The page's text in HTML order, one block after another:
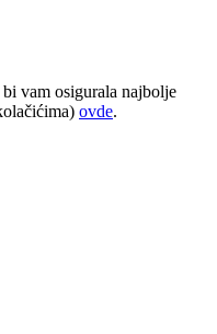
vam osigurala najbolje
ovde.